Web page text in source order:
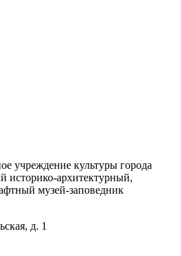
учреждение культуры города
историко-архитектурный,
музей-заповедник
д. 1